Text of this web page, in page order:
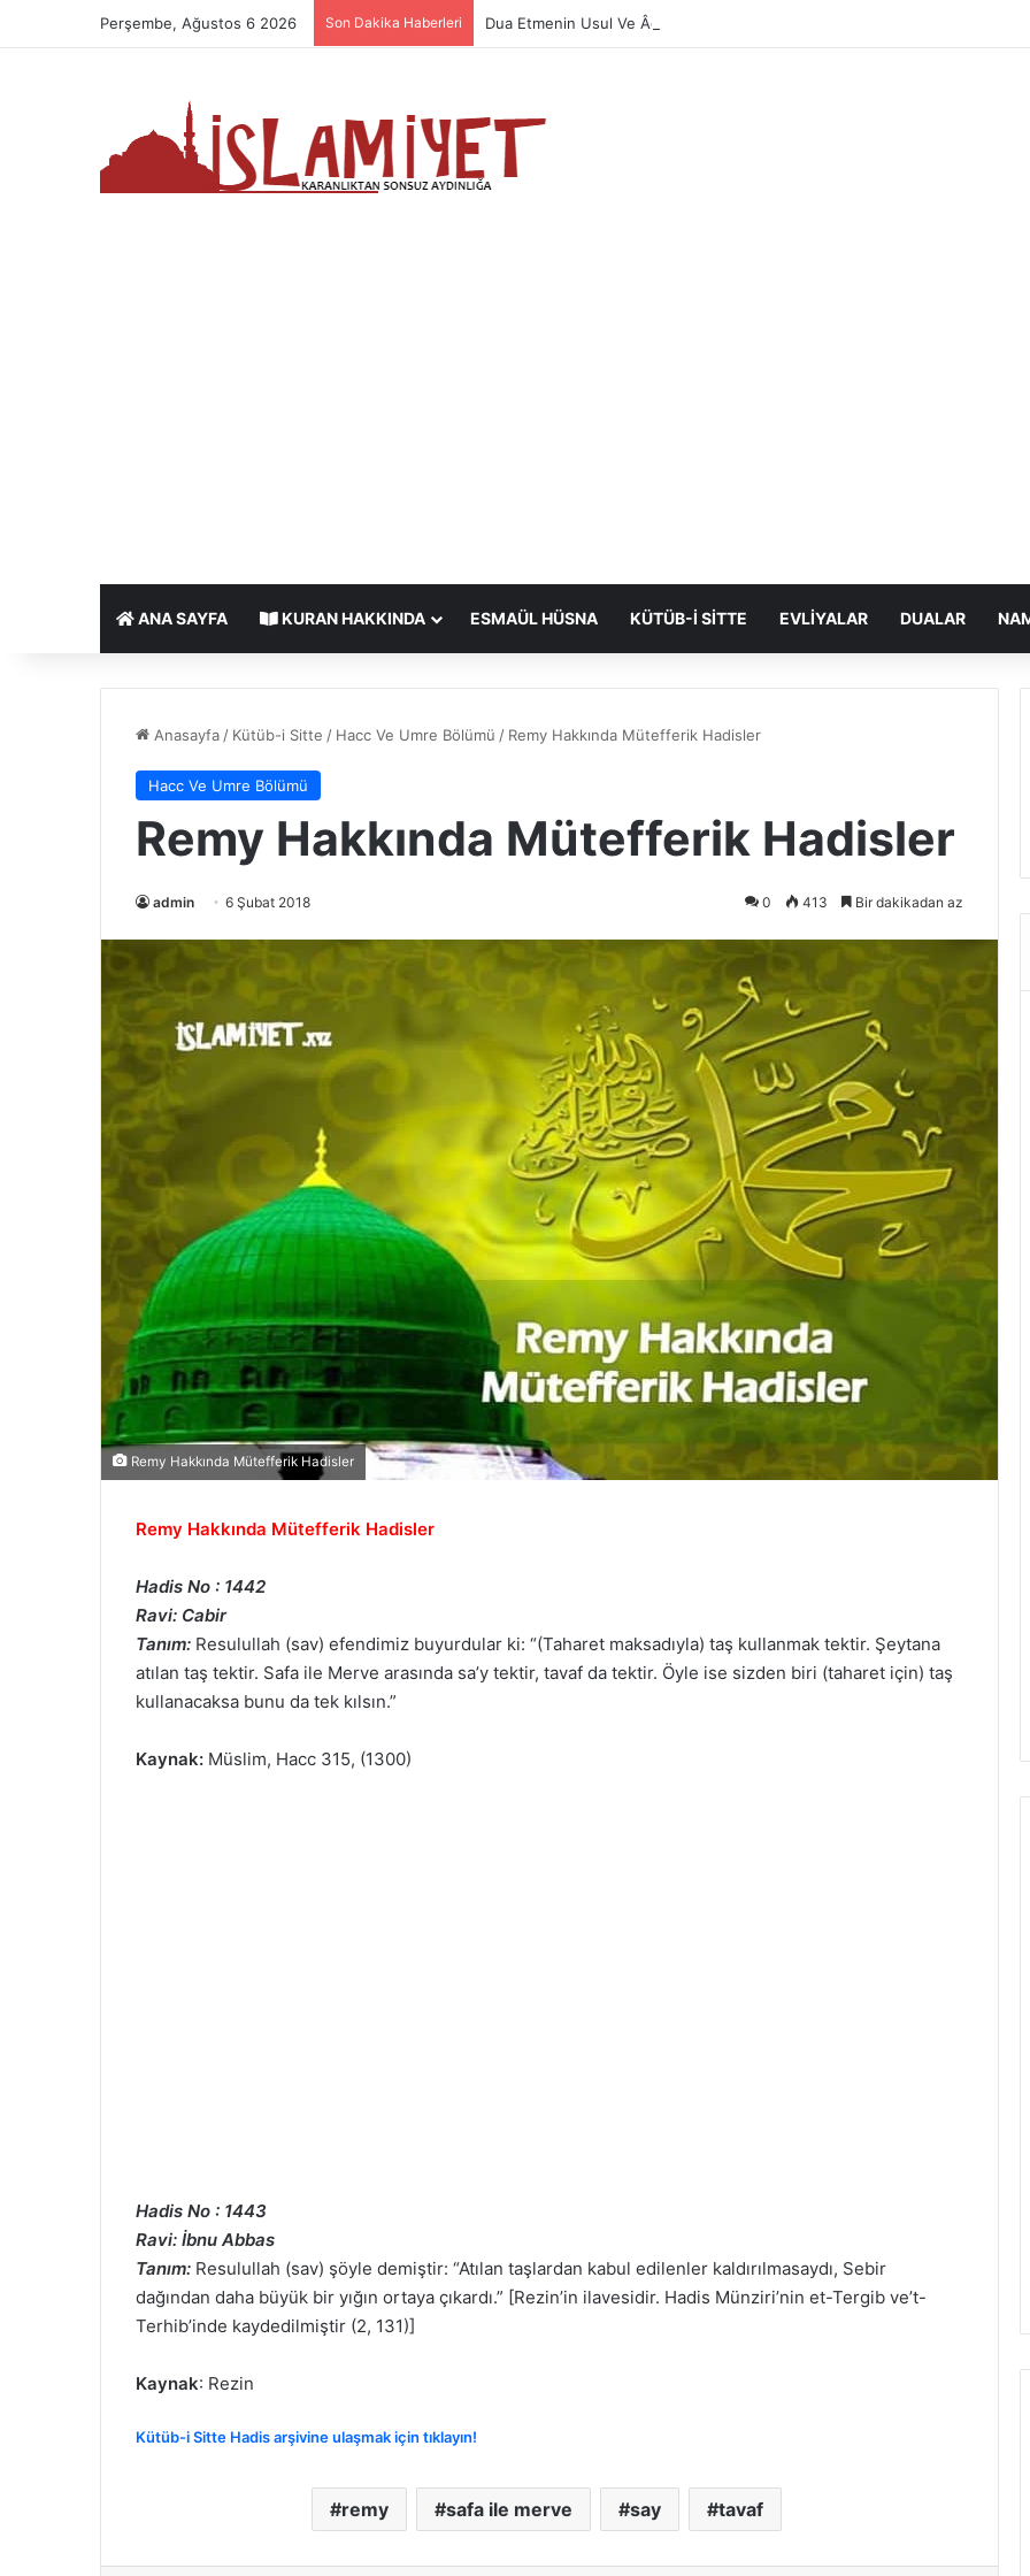
Perşembe, Ağustos 6 2026 Son Dakika Haberleri Dua Etmenin Usul Ve Âdabı
ANA SAYFA KURAN HAKKINDA ESMAÜL HÜSNA KÜTÜB-I SITTE EVLIYALAR DUALAR
Anasayfa / Kütüb-i Sitte / Hacc Ve Umre Bölümü / Remy Hakkında Mütefferik Hadisler
Hacc Ve Umre Bölümü
Remy Hakkında Mütefferik Hadisler
admin 6 Şubat 2018 0 413 Bir dakikadan az
Remy Hakkında Mütefferik Hadisler
Remy Hakkında Mütefferik Hadisler
Hadis No : 1442
Ravi: Cabir
Tanım: Resulullah (sav) efendimiz buyurdular ki: “(Taharet maksadıyla) taş kullanmak tektir. Şeytana
atılan taş tektir. Safa ile Merve arasında sa’y tektir, tavaf da tektir. Öyle ise sizden biri (taharet için) taş
kullanacaksa bunu da tek kılsın.”
Kaynak: Müslim, Hacc 315, (1300)
Hadis No : 1443
Ravi: İbnu Abbas
Tanım: Resulullah (sav) şöyle demiştir: “Atılan taşlardan kabul edilenler kaldırılmasaydı, Sebir
dağından daha büyük bir yığın ortaya çıkardı.” [Rezin’in ilavesidir. Hadis Münziri’nin et-Tergib ve’t-
Terhib’inde kaydedilmiştir (2, 131)]
Kaynak: Rezin
Kütüb-i Sitte Hadis arşivine ulaşmak için tıklayın!
remy safa ile merve say tavaf